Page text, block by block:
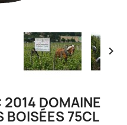

2014 DOMAINE
BOISÉES 75CL